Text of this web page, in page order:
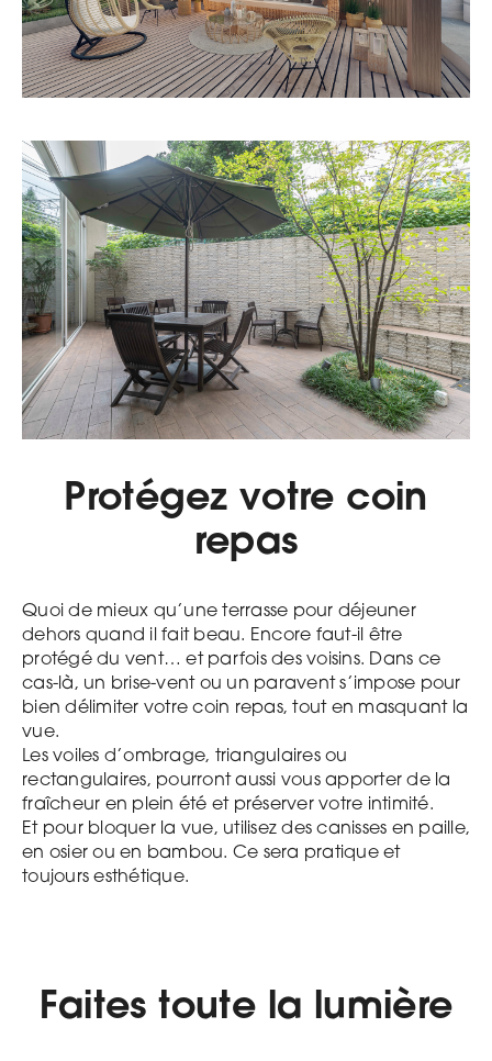
Protégez votre coin
repas
Quoi de mieux qu’une terrasse pour déjeuner
dehors quand il fait beau. Encore faut-il être
protégé du vent… et parfois des voisins. Dans ce
cas-là, un brise-vent ou un paravent s’impose pour
bien délimiter votre coin repas, tout en masquant la
vue.
Les voiles d’ombrage, triangulaires ou
rectangulaires, pourront aussi vous apporter de la
fraîcheur en plein été et préserver votre intimité.
Et pour bloquer la vue, utilisez des canisses en paille,
en osier ou en bambou. Ce sera pratique et
toujours esthétique.
Faites toute la lumière